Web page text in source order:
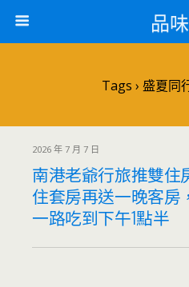
品
Tags › 盛夏同
2026 年 7 月 7 日
南港老爺行旅推雙住
住套房再送一晚客房
一路吃到下午1點半